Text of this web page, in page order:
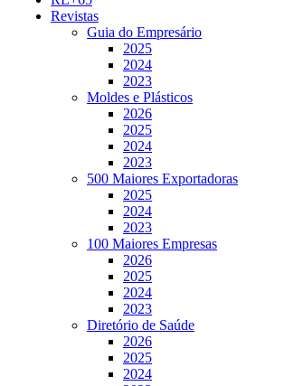
Revistas
Guia do Empresário
2025
2024
2023
Moldes e Plásticos
2026
2025
2024
2023
500 Maiores Exportadoras
2025
2024
2023
100 Maiores Empresas
2026
2025
2024
2023
Diretório de Saúde
2026
2025
2024